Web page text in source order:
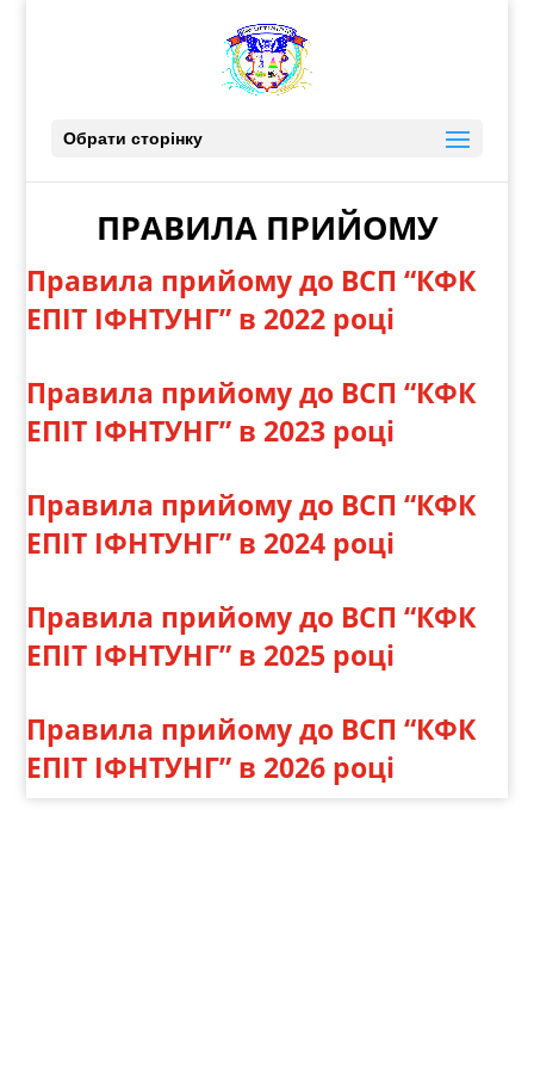
Обрати сторінку
ПРАВИЛА ПРИЙОМУ
Правила прийому до ВСП “КФК
ЕПІТ ІФНТУНГ” в 2022 році
Правила прийому до ВСП “КФК
ЕПІТ ІФНТУНГ” в 2023 році
Правила прийому до ВСП “КФК
ЕПІТ ІФНТУНГ” в 2024 році
Правила прийому до ВСП “КФК
ЕПІТ ІФНТУНГ” в 2025 році
Правила прийому до ВСП “КФК
ЕПІТ ІФНТУНГ” в 2026 році